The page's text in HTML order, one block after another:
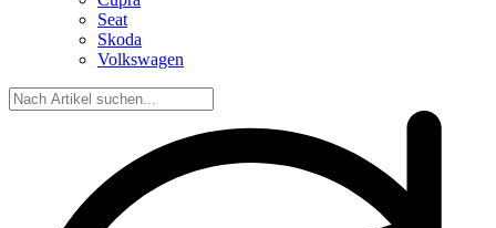
Seat
Skoda
Volkswagen